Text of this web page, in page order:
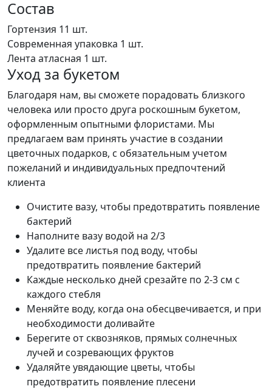
Состав
Гортензия 11 шт.
Современная упаковка 1 шт.
Лента атласная 1 шт.
Уход за букетом
Благодаря нам, вы сможете порадовать близкого
человека или просто друга роскошным букетом,
оформленным опытными флористами. Мы
предлагаем вам принять участие в создании
цветочных подарков, с обязательным учетом
пожеланий и индивидуальных предпочтений
клиента
Очистите вазу, чтобы предотвратить появление
бактерий
Наполните вазу водой на 2/3
Удалите все листья под воду, чтобы
предотвратить появление бактерий
Каждые несколько дней срезайте по 2-3 см с
каждого стебля
Меняйте воду, когда она обесцвечивается, и при
необходимости доливайте
Берегите от сквозняков, прямых солнечных
лучей и созревающих фруктов
Удаляйте увядающие цветы, чтобы
предотвратить появление плесени